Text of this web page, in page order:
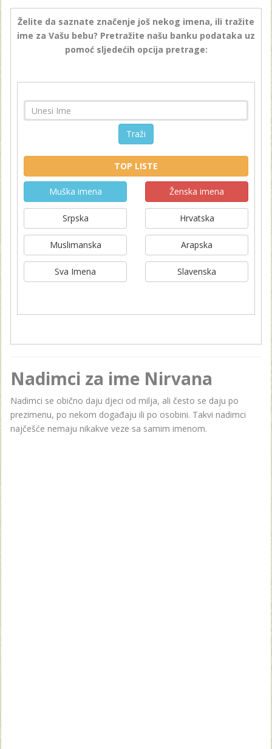
Želite da saznate značenje još nekog imena, ili tražite
ime za Vašu bebu? Pretražite našu banku podataka uz
pomoć sljedećih opcija pretrage:
Traži
TOP LISTE
Muška imena Ženska imena
Srpska Hrvatska
Muslimanska Arapska
Sva Imena Slavenska
Nadimci za ime Nirvana
Nadimci se obično daju djeci od milja, ali često se daju po
prezimenu, po nekom događaju ili po osobini. Takvi nadimci
najčešće nemaju nikakve veze sa samim imenom.